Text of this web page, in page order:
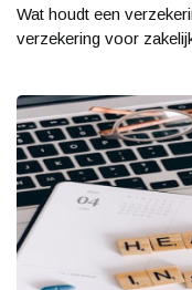
Wat houdt een
verzekering voor